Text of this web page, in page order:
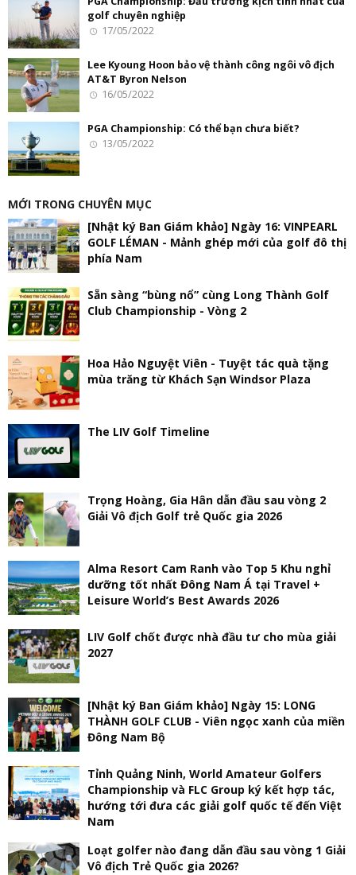
golf chuyên nghiệp
17/05/2022
Lee Kyoung Hoon bảo vệ thành công ngôi vô địch
AT&T Byron Nelson
16/05/2022
PGA Championship: Có thể bạn chưa biết?
13/05/2022
MỚI TRONG CHUYÊN MỤC
[Nhật ký Ban Giám khảo] Ngày 16: VINPEARL
GOLF LÉMAN - Mảnh ghép mới của golf đô thị
phía Nam
Sẵn sàng “bùng nổ” cùng Long Thành Golf
Club Championship - Vòng 2
Hoa Hảo Nguyệt Viên - Tuyệt tác quà tặng
mùa trăng từ Khách Sạn Windsor Plaza
The LIV Golf Timeline
Trọng Hoàng, Gia Hân dẫn đầu sau vòng 2
Giải Vô địch Golf trẻ Quốc gia 2026
Alma Resort Cam Ranh vào Top 5 Khu nghỉ
dưỡng tốt nhất Đông Nam Á tại Travel +
Leisure World’s Best Awards 2026
LIV Golf chốt được nhà đầu tư cho mùa giải
2027
[Nhật ký Ban Giám khảo] Ngày 15: LONG
THÀNH GOLF CLUB - Viên ngọc xanh của miền
Đông Nam Bộ
Tỉnh Quảng Ninh, World Amateur Golfers
Championship và FLC Group ký kết hợp tác,
hướng tới đưa các giải golf quốc tế đến Việt
Nam
Loạt golfer nào đang dẫn đầu sau vòng 1 Giải
Vô địch Trẻ Quốc gia 2026?